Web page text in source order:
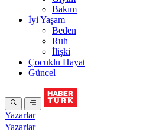
Bakım
İyi Yaşam
Beden
Ruh
İlişki
Çocuklu Hayat
Güncel
Yazarlar
Yazarlar